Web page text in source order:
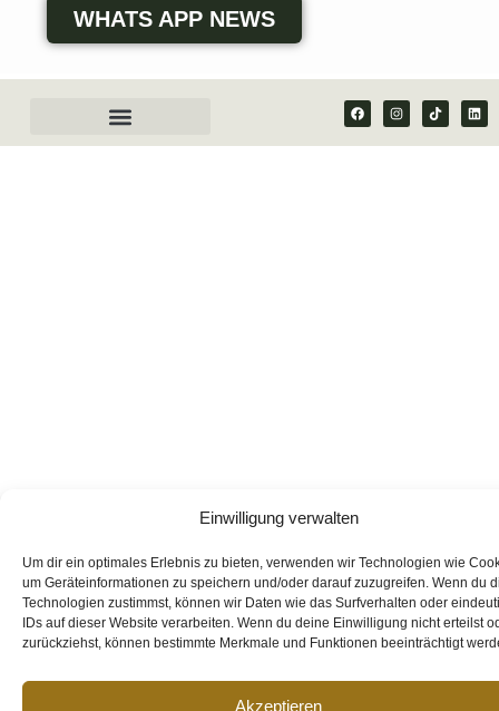
Einwilligung verwalten
Um dir ein optimales Erlebnis zu bieten, verwenden wir Technologien wie
um Geräteinformationen zu speichern und/oder darauf zuzugreifen. Wenn du
Technologien zustimmst, können wir Daten wie das Surfverhalten oder
IDs auf dieser Website verarbeiten. Wenn du deine Einwilligung nicht erteilst
zurückziehst, können bestimmte Merkmale und Funktionen beeinträchtigt
Akzeptieren
WHATS APP NEWS